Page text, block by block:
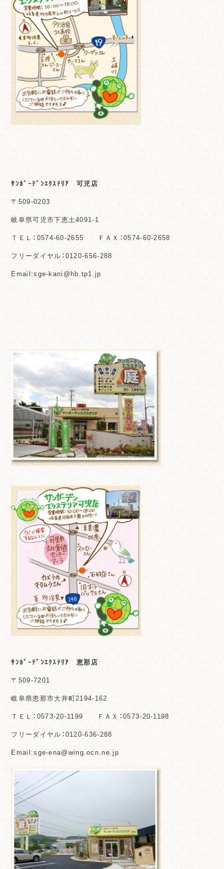
ｻﾝｶﾞｰﾃﾞﾝｴｸｽﾃﾘｱ 可児店
〒509-0203
岐阜県可児市下恵土4091-1
ＴＥＬ：0574-60-2655 ＦＡＸ：0574-60-2658
フリーダイヤル：0120-656-288
Email:sge-kani@hb.tp1.jp
ｻﾝｶﾞｰﾃﾞﾝｴｸｽﾃﾘｱ 恵那店
〒509-7201
岐阜県恵那市大井町2194-162
ＴＥＬ：0573-20-1199 ＦＡＸ：0573-20-1198
フリーダイヤル：0120-636-288
Email:sge-ena@wing.ocn.ne.jp